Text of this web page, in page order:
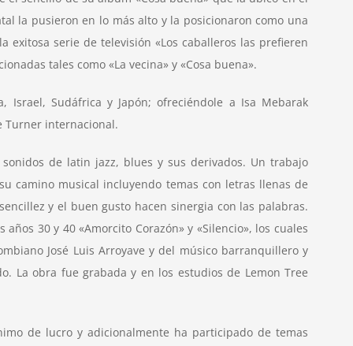
la pusieron en lo más alto y la posicionaron como una
serie de televisión «Los caballeros las prefieren
tales como «La vecina» y «Cosa buena».
Israel, Sudáfrica y Japón; ofreciéndole a Isa Mebarak
Turner internacional.
de latin jazz, blues y sus derivados. Un trabajo
camino musical incluyendo temas con letras llenas de
y el buen gusto hacen sinergia con las palabras.
30 y 40 «Amorcito Corazón» y «Silencio», los cuales
José Luis Arroyave y del músico barranquillero y
La obra fue grabada y en los estudios de Lemon Tree
de lucro y adicionalmente ha participado de temas